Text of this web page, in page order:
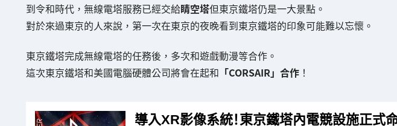
到令和時代，無線電塔服務已經交給睛空塔但東京鐵塔仍是一大景點。
對於來過東京的人來說，第一次在東京的夜晚看到東京鐵塔的印象可能難以忘懷。
東京鐵塔完成無線電塔的任務後，多次和遊戲動漫等合作。
這次東京鐵塔和美國電腦硬體公司將會在起和 「CORSAIR」合作！